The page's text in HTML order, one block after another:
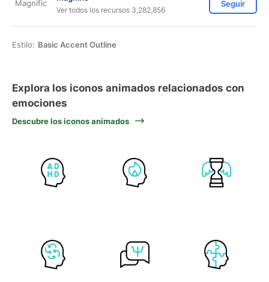
Ver todos los recursos 3,282,856
Seguir
Estilo: Basic Accent Outline
Explora los iconos animados relacionados con
emociones
Descubre los iconos animados